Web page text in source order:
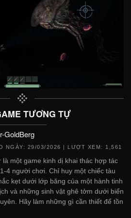
TƯƠNG TỰ
GoldBerg
NGÀY: 29/03/2026 | LƯỢT XEM: 1,561
là một game kinh dị khai thác hợp tác
4 người chơi. Chỉ huy một chiếc tàu
kẹt dưới lớp băng của một hành tinh
và những sinh vật ghê tởm dưới biển
Hãy làm những gì cần thiết để tồn